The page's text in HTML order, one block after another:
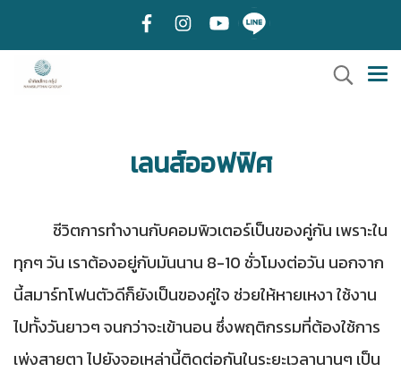
เลนส์ออฟฟิศ
ชีวิตการทำงานกับคอมพิวเตอร์เป็นของคู่กัน เพราะใน
ทุกๆ วัน เราต้องอยู่กับมันนาน 8-10 ชั่วโมงต่อวัน นอกจาก
นี้สมาร์ทโฟนตัวดีก็ยังเป็นของคู่ใจ ช่วยให้หายเหงา ใช้งาน
ไปทั้งวันยาวๆ จนกว่าจะเข้านอน ซึ่งพฤติกรรมที่ต้องใช้การ
เพ่งสายตา ไปยังจอเหล่านี้ติดต่อกันในระยะเวลานานๆ เป็น